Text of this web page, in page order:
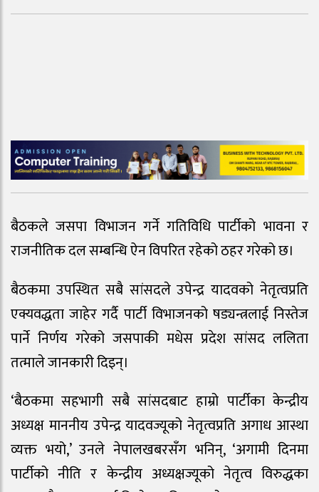
बैठकले जसपा विभाजन गर्ने गतिविधि पार्टीको भावना र
राजनीतिक दल सम्बन्धि ऐन विपरित रहेको ठहर गरेको छ।
बैठकमा उपस्थित सबै सांसदले उपेन्द्र यादवको नेतृत्वप्रति
एक्यवद्धता जाहेर गर्दै पार्टी विभाजनको षड्यन्त्रलाई निस्तेज
पार्ने निर्णय गरेको जसपाकी मधेस प्रदेश सांसद ललिता
तत्माले जानकारी दिइन्।
‘बैठकमा सहभागी सबै सांसदबाट हाम्रो पार्टीका केन्द्रीय
अध्यक्ष माननीय उपेन्द्र यादवज्यूको नेतृत्वप्रति अगाध आस्था
व्यक्त भयो,’ उनले नेपालखबरसँग भनिन्, ‘अगामी दिनमा
पार्टीको नीति र केन्द्रीय अध्यक्षज्यूको नेतृत्व विरुद्धका